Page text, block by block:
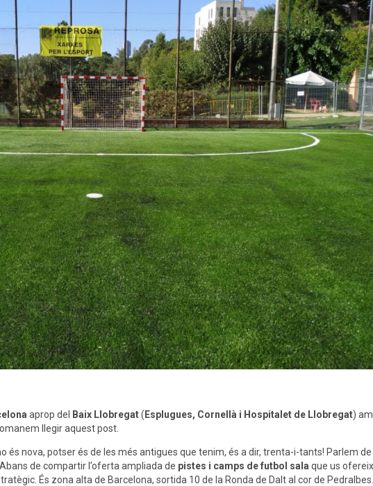
aprop del Baix Llobregat( Esplugues, Cornellà i Hospitalet de Llobregat)
llegir aquest post.
és nova, potser és de les més antigues que tenim, és a dir, trenta-i-tants! Parlem de
de compartir l’oferta ampliada de pistes i camps de futbol sala que us
És zona alta de Barcelona, sortida 10 de la Ronda de Dalt al cor de